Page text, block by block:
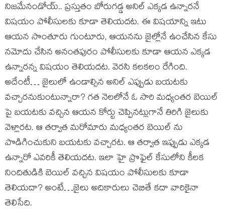
నిజమేనండోయ్.. ప్రస్తుతం బోరుగడ్డ అనిల్ ఎక్కడ ఉన్నారనే
విషయం పోలీసులకు కూడా తెలియదట. ఈ విషయాన్ని ఇటు
ఆయన సొంతూరు గుంటూరు, ఆయనను జైల్లోనే ఉంచేసిన కేసు
నమోదు చేసిన అనంతపురం పోలీసులకు కూడా ఆయన ఎక్కడ
ఉన్నారన్న విషయం తెలియదట. వెరసి కలకలం రేగింది.
అదేంటీ… జైలులో ఉండాల్సిన అనిల్ ఎప్పుడు బయటకు
వచ్చారనుకుంటున్నారా? గత నెలలోనే ఓ సారి మధ్యంతర బెయిల్
పై బయటకు వచ్చిన ఆయన కోర్టు చెప్పినట్లుగానే తిరిగి జైలుకు
వెళ్లారట. ఆ తర్వాత మరోమారు మధ్యంతర బెయిల్ ను
పొడిగించుకుని బయటకు వచ్చారట. ఆ తర్వాత ఇప్పుడు ఎక్కడ
ఉన్నారో ఎవరికీ తెలియదట. ఇలా హై ప్రొఫైల్ కేసులోని కీలక
నిందితుడికి బెయిల్ వచ్చిన విషయం పోలీసులకు కూడా
తెలియదా? అంటే…జైలు అదికారులు చెబితే కదా వారికైనా
తెలిసేది.